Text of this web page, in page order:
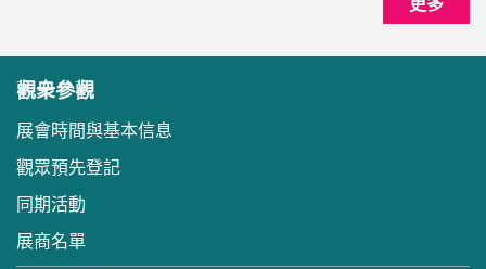
更多
觀衆參觀
展會時間與基本信息
觀眾預先登記
同期活動
展商名單